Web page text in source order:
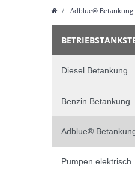
Adblue® Betankung
Diesel Betankung
Benzin Betankung
Adblue®
Pumpen elektrisch